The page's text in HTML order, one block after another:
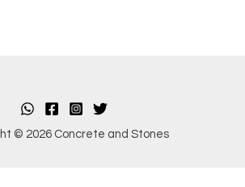
© 2026 Concrete and Stones